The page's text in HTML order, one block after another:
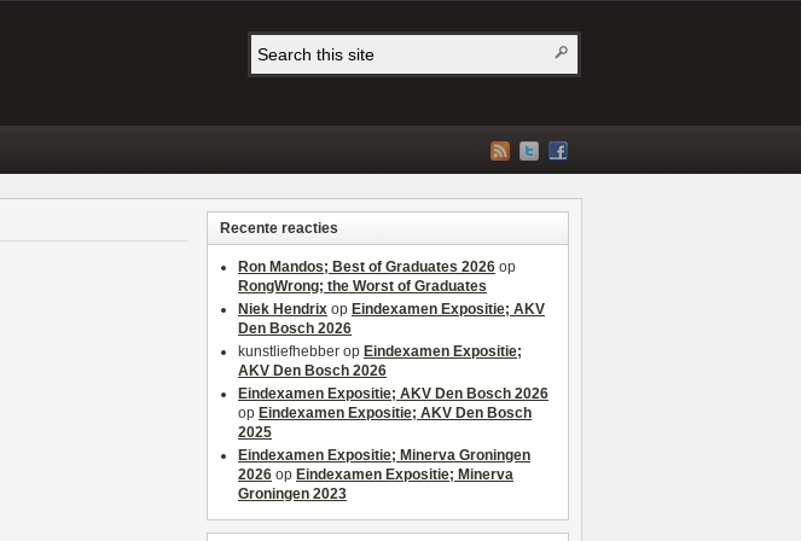
Recente reacties
Ron Mandos; Best of Graduates 2026 op
RongWrong; the Worst of Graduates
Niek Hendrix op Eindexamen Expositie; AKV
Den Bosch 2026
kunstliefhebber op Eindexamen Expositie;
AKV Den Bosch 2026
Eindexamen Expositie; AKV Den Bosch 2026
op Eindexamen Expositie; AKV Den Bosch
2025
Eindexamen Expositie; Minerva Groningen
2026 op Eindexamen Expositie; Minerva
Groningen 2023